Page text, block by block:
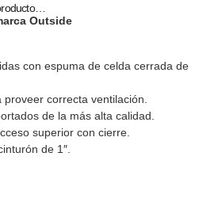
Outside
con espuma de celda cerrada de
correcta ventilación.
de la más alta calidad.
superior con cierre.
de 1″.